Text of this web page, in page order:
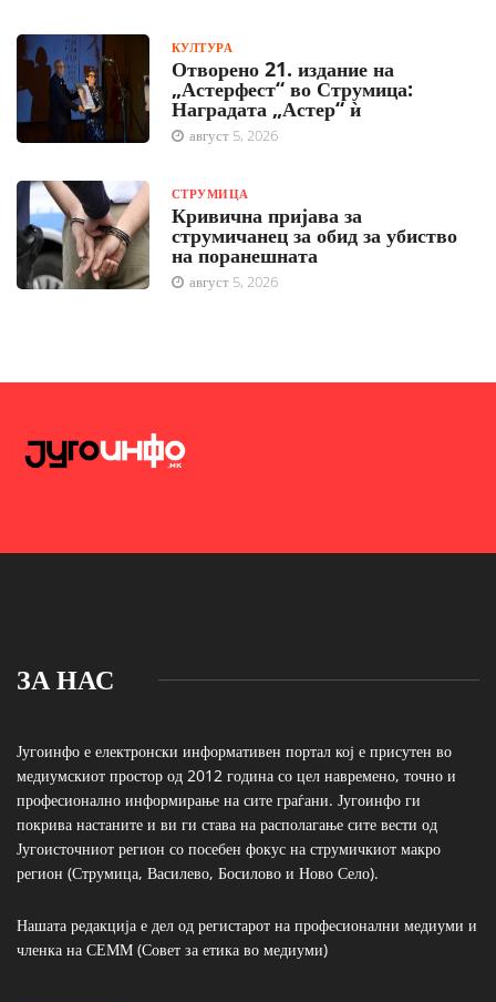
КУЛТУРА
Отворено 21. издание на
„Астерфест“ во Струмица:
Наградата „Астер“ ѝ
август 5, 2026
СТРУМИЦА
Кривична пријава за
струмичанец за обид за убиство
на поранешната
август 5, 2026
ЗА НАС
Југоинфо е електронски информативен портал кој е присутен во
медиумскиот простор од 2012 година со цел навремено, точно и
професионално информирање на сите граѓани. Југоинфо ги
покрива настаните и ви ги става на располагање сите вести од
Југоисточниот регион со посебен фокус на струмичкиот макро
регион (Струмица, Василево, Босилово и Ново Село).
Нашата редакција е дел од регистарот на професионални медиуми и
членка на СЕММ (Совет за етика во медиуми)